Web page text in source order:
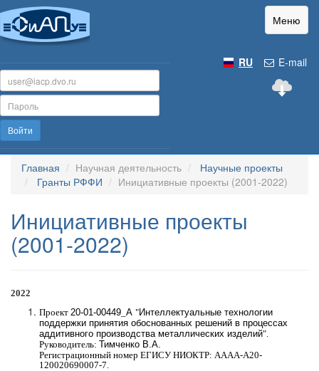
Меню
E-mail
RU
Войти
Главная Научная деятельность
Научные проекты
Гранты РФФИ
Инициативные проекты (2001-2022)
Инициативные проекты
(2001-2022)
2022
Проект 20-01-00449 А "Интеллектуальные технологии
поддержки принятия обоснованных решений в процессах
аддитивного производства металлических изделий".
Руководитель: Тимченко В.А.
Регистрационный номер ЕГИСУ НИОКТР: АААА-А20-
120020690007-7.